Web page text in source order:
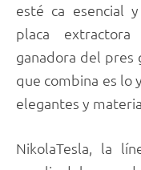
esté ca esencial
placa
ganadora del pres
que combina es lo
elegantes y
NikolaTesla, la